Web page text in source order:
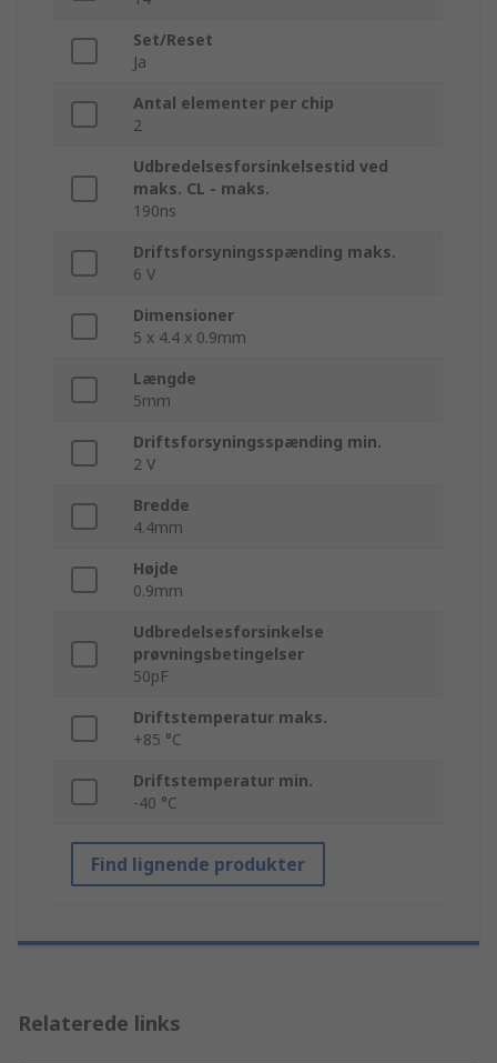
Set/Reset
Ja
Antal elementer per chip
2
Udbredelsesforsinkelsestid ved
maks. CL - maks.
190ns
Driftsforsyningsspænding maks.
6 V
Dimensioner
5 x 4.4 x 0.9mm
Længde
5mm
Driftsforsyningsspænding min.
2 V
Bredde
4.4mm
Højde
0.9mm
Udbredelsesforsinkelse
prøvningsbetingelser
50pF
Driftstemperatur maks.
+85 °C
Driftstemperatur min.
-40 °C
Find lignende produkter
Relaterede links